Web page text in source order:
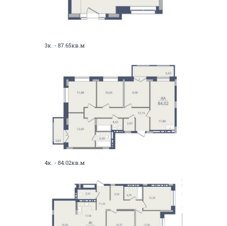
3к. - 87.65кв.м
4к. - 84.02кв.м